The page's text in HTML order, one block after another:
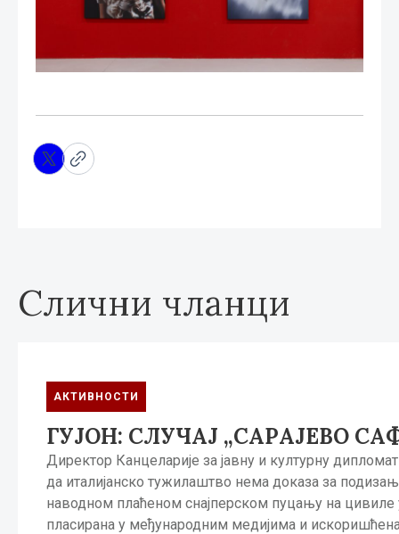
Слични чланци
АКТИВНОСТИ
ГУЈОН: СЛУЧАЈ „САРАЈЕВO
Директор Канцеларије за јавну и културну
да италијанско тужилаштво нема доказа за
наводном плаћеном снајперском пуцању на цивиле
пласирана у међународним медијима и